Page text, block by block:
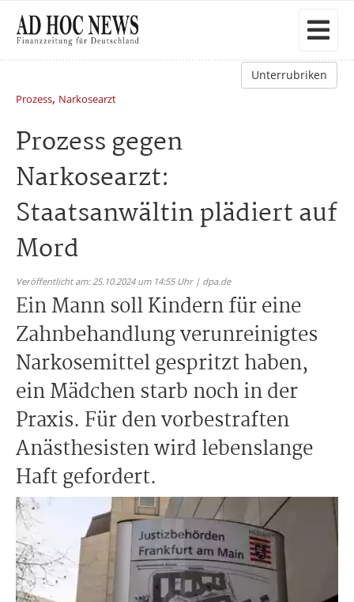
Unterrubriken
Prozess, Narkosearzt
Prozess gegen
Narkosearzt:
Staatsanwältin plädiert auf
Mord
Veröffentlicht am: 25.10.2024 um 14:55 Uhr | dpa.de
Ein Mann soll Kindern für eine
Zahnbehandlung verunreinigtes
Narkosemittel gespritzt haben,
ein Mädchen starb noch in der
Praxis. Für den vorbestraften
Anästhesisten wird lebenslange
Haft gefordert.